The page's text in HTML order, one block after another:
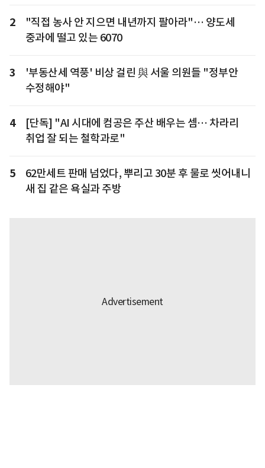
2
"직접 농사 안 지으면 내년까지 팔아라"… 양도세
중과에 떨고 있는 6070
3
'부동산세 역풍' 비상 걸린 與 서울 의원들 "정부안
수정해야"
4
[단독] "AI 시대에 컴공은 주산 배우는 셈… 차라리
취업 잘 되는 철학과로"
5
62만세트 판매 넘었다, 뿌리고 30분 후 물로 씻어내니
새 집 같은 욕실과 주방